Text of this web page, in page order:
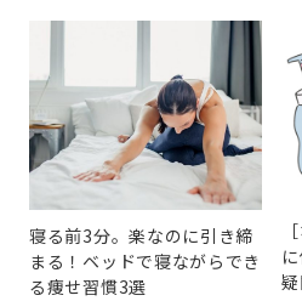
寝る前3分。楽なのに引き締
まる！ベッドで寝ながらでき
る痩せ習慣3選